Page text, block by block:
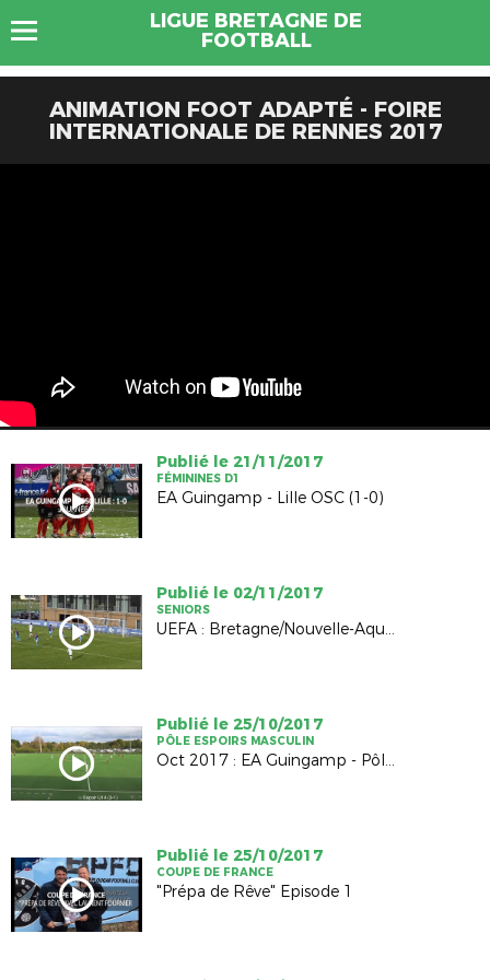
LIGUE BRETAGNE DE
FOOTBALL
ANIMATION FOOT ADAPTÉ - FOIRE
INTERNATIONALE DE RENNES 2017
Publié le 21/11/2017
FÉMININES D1
EA Guingamp - Lille OSC (1-0)
Publié le 02/11/2017
SENIORS
UEFA : Bretagne/Nouvelle-Aquitaine (0-1)
Publié le 25/10/2017
PÔLE ESPOIRS MASCULIN
Oct 2017 : EA Guingamp - Pôle Espoirs
Publié le 25/10/2017
COUPE DE FRANCE
"Prépa de Rêve" Episode 1